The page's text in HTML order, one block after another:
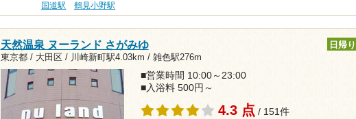
国道駅
鶴見小野駅
天然温泉 ヌーランド さがみゆ
東京都 / 大田区 / 川崎新町駅4.03km / 雑色駅276m
日帰り
■営業時間 10:00～23:00
■入浴料 500円～
4.3 点 / 151件